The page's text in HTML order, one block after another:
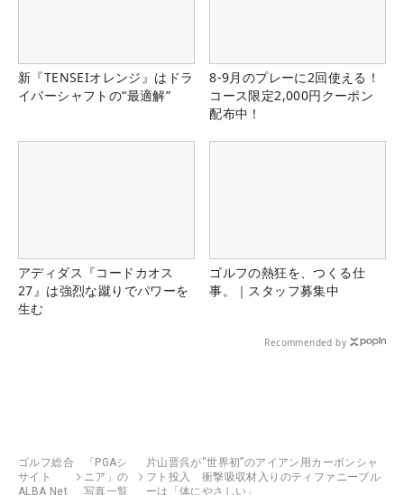
新『TENSEIオレンジ』はドラ
イバーシャフトの“最適解”
8-9月のプレーに2回使える！
コース限定2,000円クーポン
配布中！
アディダス『コードカオス
27』は強烈な蹴りでパワーを
生む
ゴルフの熱狂を、つくる仕
事。｜スタッフ募集中
Recommended by
ゴルフ総合
サイト
ALBA Net
「PGAシ
ニア」の
写真一覧
片山晋呉が“世界初”のアイアン用カーボンシャ
フト投入 衝撃吸収材入りのティファニーブル
ーは「体にやさしい」